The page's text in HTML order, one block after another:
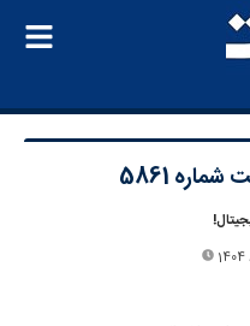
5861